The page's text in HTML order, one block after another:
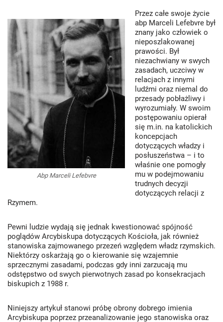
Abp Marceli Lefebvre
Przez całe swoje życie
abp Marceli Lefebvre był
znany jako człowiek o
nieposzlakowanej
prawości. Był
niezachwiany w swych
zasadach, uczciwy w
relacjach z innymi
ludźmi oraz niemal do
przesady pobłażliwy i
wyrozumiały. W swoim
postępowaniu opierał
się m.in. na katolickich
koncepcjach
dotyczących władzy i
posłuszeństwa – i to
właśnie one pomogły
mu w podejmowaniu
trudnych decyzji
dotyczących relacji z
Rzymem.
Pewni ludzie wydają się jednak kwestionować spójność
poglądów Arcybiskupa dotyczących Kościoła, jak również
stanowiska zajmowanego przezeń względem władz rzymskich.
Niektórzy oskarżają go o kierowanie się wzajemnie
sprzecznymi zasadami, podczas gdy inni zarzucają mu
odstępstwo od swych pierwotnych zasad po konsekracjach
biskupich z 1988 r.
Niniejszy artykuł stanowi próbę obrony dobrego imienia
Arcybiskupa poprzez przeanalizowanie jego stanowiska oraz